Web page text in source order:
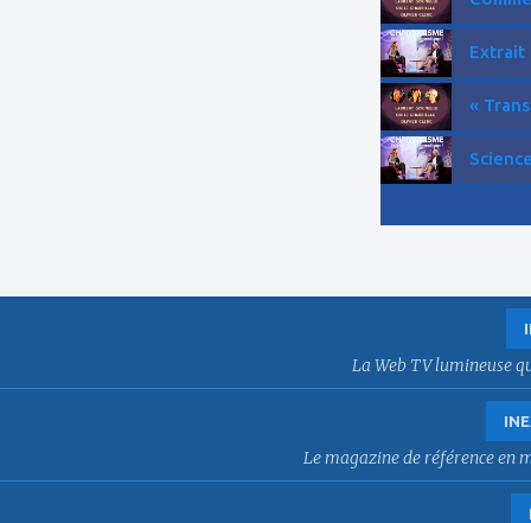
Extrait
«
La Web TV lumineuse
Le magazine de référence en